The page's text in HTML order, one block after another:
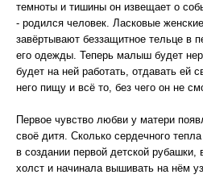
темноты и тишины он извещает о
- родился человек. Ласковые
завёртывают беззащитное тельце в
его одежды. Теперь малыш будет
будет на ней работать, отдавать ей
него пищу и всё то, без чего он не
Первое чувство любви у матери
своё дитя. Сколько сердечного
в создании первой детской рубашки,
холст и начинала вышивать на нём